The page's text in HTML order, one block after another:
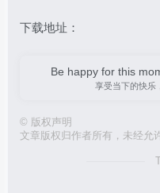
下载地址：
Be happy for this
享受当下的快乐
© 版权声明
文章版权归作者所有，未经允